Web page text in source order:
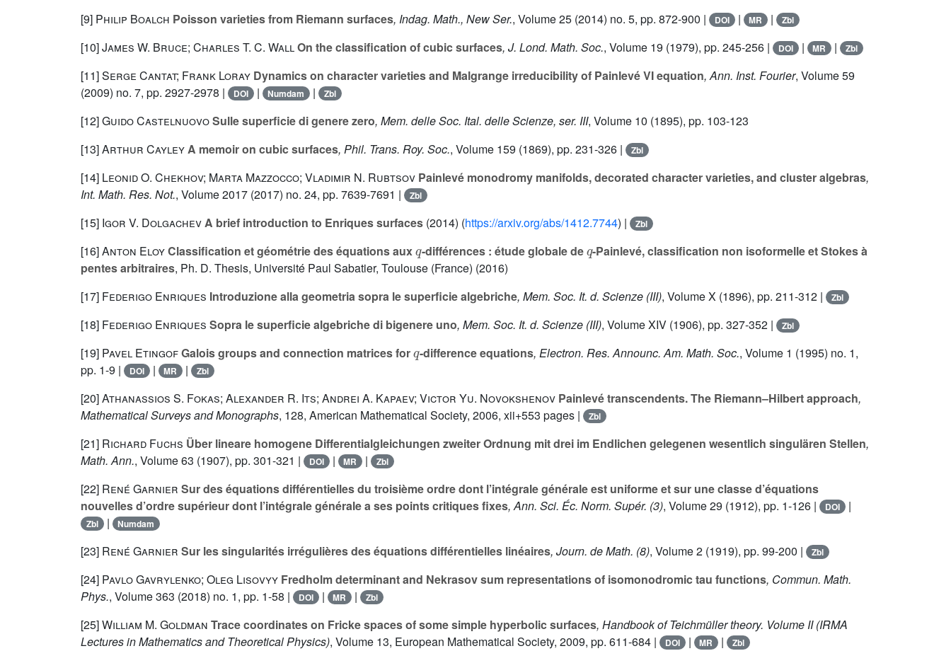
[9] Philip Boalch Poisson varieties from Riemann surfaces, Indag. Math., New Ser., Volume 25 (2014) no. 5, pp. 872-900 | DOI | MR | Zbl
[10]James W. Bruce; Charles T. C. WallOn the classification of cubic surfaces, J. Lond. Math. Soc., Volume 19 (1979), pp. 245-256 | DOI | MR | Zbl
[11]Serge Cantat; Frank Loray Dynamics on character varieties and Malgrange irreducibility of Painlevé VI equation, Ann. Inst. Fourier, Volume 59
(2009) no. 7, pp. 2927-2978 |
DOI | Numdam | Zbl
[12]Guido CastelnuovoSulle superficie di genere zero, Mem. delle Soc. Ital. delle Scienze, ser. III, Volume 10 (1895), pp. 103-123
[13]Arthur CayleyA memoir on cubic surfaces, Phil. Trans. Roy. Soc., Volume 159 (1869), pp. 231-326 | Zbl
[14] Leonid O. Chekhov; Marta Mazzocco; Vladimir N. Rubtsov Painlevé monodromy manifolds, decorated character varieties, and cluster algebras,
Int. Math. Res. Not., Volume 2017 (2017) no. 24, pp. 7639-7691 | Zbl
[15] Igor V. DolgachevA brief introduction to Enriques surfaces (2014) (https://arxiv.org/abs/1412.7744) | Zbl
[16]Anton EloyClassification et géométrie des équations aux -différences : étude globale de -Painlevé, classification non isoformelle et Stokes à
pentes arbitraires, Ph. D. Thesis, Université Paul Sabatier, Toulouse (France) (2016)
[17] Federigo Enriques Introduzione alla geometria sopra le superficie algebriche, Mem. Soc. It. d. Scienze (III), Volume X (1896), pp. 211-312 | Zbl
[18] Federigo Enriques Sopra le superficie algebriche di bigenere uno, Mem. Soc. It. d. Scienze (III), Volume XIV (1906), pp. 327-352 | Zbl
[19] Pavel EtingofGalois groups and connection matrices for -difference equations, Electron. Res. Announc. Am. Math. Soc., Volume 1 (1995) no. 1,
pp. 1-9 |
DOI | MR | Zbl
[20]Athanassios S. Fokas; Alexander R. Its; Andrei A. Kapaev; Victor Yu. Novokshenov Painlevé transcendents. The Riemann–Hilbert approach,
Mathematical Surveys and Monographs, 128, American Mathematical Society, 2006, xii+553 pages | Zbl
[21] Richard Fuchs Über lineare homogene Differentialgleichungen zweiter Ordnung mit drei im Endlichen gelegenen wesentlich singulären Stellen,
Math. Ann., Volume 63 (1907), pp. 301-321 | DOI | MR | Zbl
[22] René Garnier Sur des équations différentielles du troisième ordre dont l’intégrale générale est uniforme et sur une classe d’équations
nouvelles d’ordre supérieur dont l’intégrale générale a ses points critiques fixes, Ann. Sci. Éc. Norm. Supér. (3), Volume 29 (1912), pp. 1-126 | DOI |
Zbl | Numdam
[23] René Garnier Sur les singularités irrégulières des équations différentielles linéaires, Journ. de Math. (8), Volume 2 (1919), pp. 99-200 | Zbl
[24] Pavlo Gavrylenko; Oleg Lisovyy Fredholm determinant and Nekrasov sum representations of isomonodromic tau functions, Commun. Math.
Phys., Volume 363 (2018) no. 1, pp. 1-58 | DOI | MR | Zbl
[25]William M. Goldman Trace coordinates on Fricke spaces of some simple hyperbolic surfaces, Handbook of Teichmüller theory. Volume II(IRMA
Lectures in Mathematics and Theoretical Physics), Volume 13, European Mathematical Society, 2009, pp. 611-684 | DOI | MR | Zbl